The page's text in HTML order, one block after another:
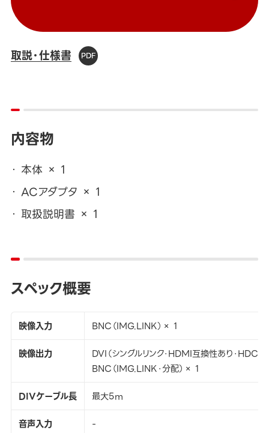
取説・仕様書
内容物
本体 × 1
ACアダプタ × 1
取扱説明書 × 1
スペック概要
映像入力
BNC（IMG.LINK）× 1
映像出力
DVI（シングルリンク・HDMI互換性あり・
BNC（IMG.LINK・分配）× 1
DIVケーブル長
最大5m
音声入力
-